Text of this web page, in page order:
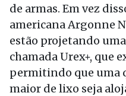
de armas. Em vez
americana Argonne
estão projetando
chamada Urex+, que
permitindo que uma
maior de lixo seja